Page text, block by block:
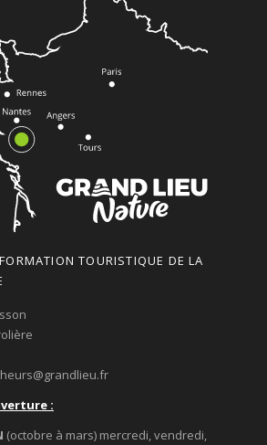
TOURISTIQUE DE LA
:
(octobre à mars) mercredi, vendredi,